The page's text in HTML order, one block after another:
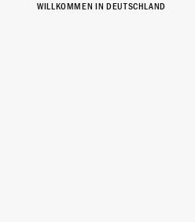
WILLKOMMEN IN DEUTSCHLAND